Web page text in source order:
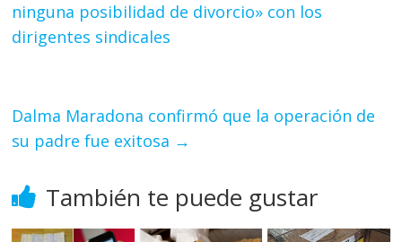
ninguna posibilidad de divorcio» con los
dirigentes sindicales
Dalma Maradona confirmó que la operación de
su padre fue exitosa →
También te puede gustar